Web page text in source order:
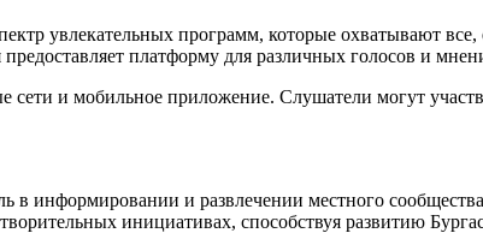
увлекательных программ, которые охватывают
платформу для различных голосов и
сети и мобильное приложение. Слушатели могут
информировании и развлечении местного
инициативах, способствуя развитию